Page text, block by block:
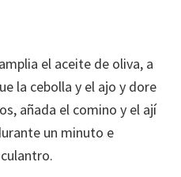
el aceite de oliva, a
la cebolla y el ajo y dore
añada el comino y el ají
un minuto e